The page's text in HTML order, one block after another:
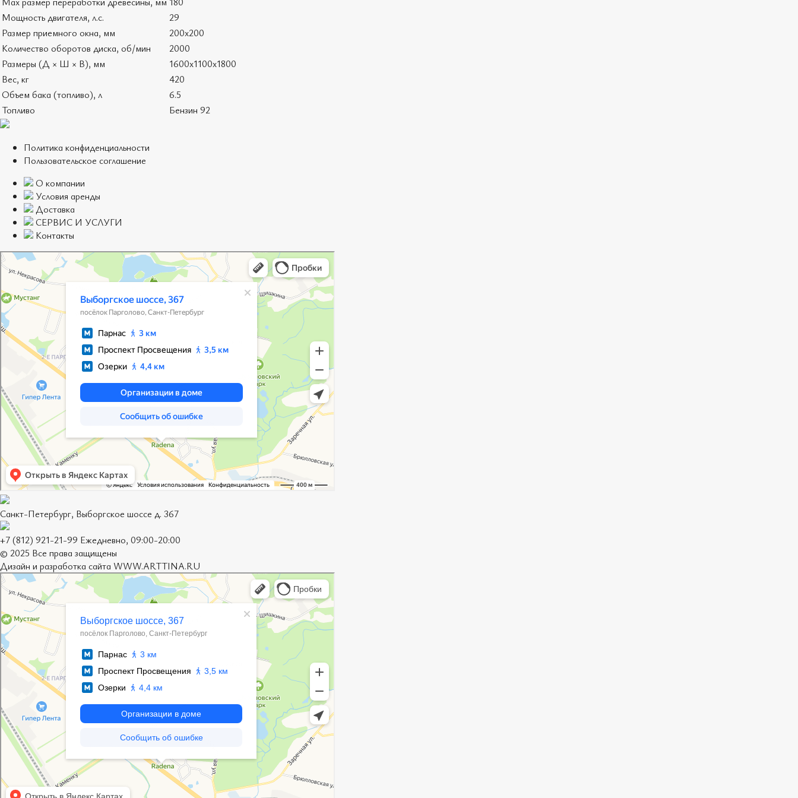
Мощность двигателя, л.с.
29
Размер приемного окна, мм
200х200
Количество оборотов диска, об/мин
2000
Размеры (Д × Ш × В), мм
1600х1100х1800
Вес, кг
420
Объем бака (топливо), л
6.5
Топливо
Бензин 92
Политика конфиденциальности
Пользовательское соглашение
О компании
Условия аренды
Доставка
СЕРВИС И УСЛУГИ
Контакты
Санкт-Петербург, Выборгское шоссе д. 367
+7 (812) 921-21-99 Ежедневно, 09:00-20:00
© 2025 Все права защищены
Дизайн и разработка сайта WWW.ARTTINA.RU